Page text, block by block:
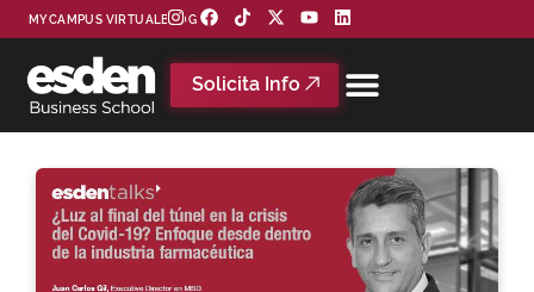
MYCAMPUS VIRTUAL BLOG
Solicita Info